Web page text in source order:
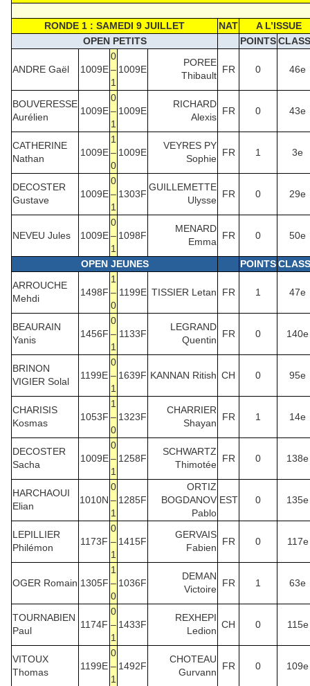
RONDE 1 : SAMEDI 9 JUILLET NAT
A L’ISSUE
OPEN PETITS
POINTS
ANDRE Gaël 1009E
0
–
1
1009E
POREE
Thibault
FR 0 46e
BOUVERESSE
Aurélien
1009E
0
–
1
1009E
RICHARD
Alexis
FR 0 43e
CATHERINE
Nathan
1009E
1
–
0
1009E
VEYRES PY
Sophie
FR 1 3e
DECOSTER
Gustave
1009E
0
–
1
1303F
GUILLEMETTE
Ulysse
FR 0 29e
NEVEU Jules 1009E
0
–
1
1098F
MENARD
Emma
FR 0 50e
OPEN JEUNES POINTS
ARROUCHE
Mehdi
1498F
1
–
0
1199E TISSIER Letan FR 1 47e
BEAURAIN
Yanis
1456F
0
–
1
1133F
LEGRAND
Quentin
FR 0 140e
BRINON
VIGIER Solal
1199E
0
–
1
1639F KANNAN Ritish CH 0 95e
CHARISIS
Kosmas
1053F
1
–
0
1323F
CHARRIER
Shayan
FR 1 14e
DECOSTER
Sacha
1009E
0
–
1
1258F
SCHWARTZ
Thimotée
FR 0 138e
HARCHAOUI
Elian
1010N
0
–
1
1285F
ORTIZ
BOGDANOV
Pablo
EST 0 135e
LEPILLIER
Philémon
1173F
0
–
1
1415F
GERVAIS
Fabien
FR 0 117e
OGER Romain 1305F
1
–
0
1036F
DEMAN
Victoire
FR 1 63e
TOURNABIEN
Paul
1174F
0
–
1
1433F
REXHEPI
Ledion
CH 0 115e
VITOUX
Thomas
1199E
0
–
1
1492F
CHOTEAU
Gurvann
FR 0 109e